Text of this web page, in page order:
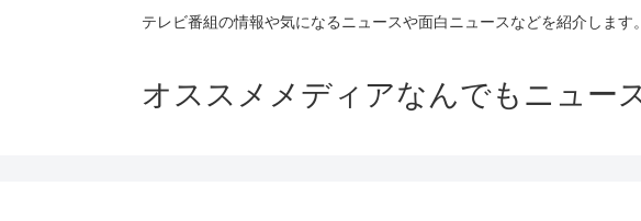
テレビ番組の情報や気になるニュースや面白ニュースなどを紹介します
オススメメディアなんでもニュー